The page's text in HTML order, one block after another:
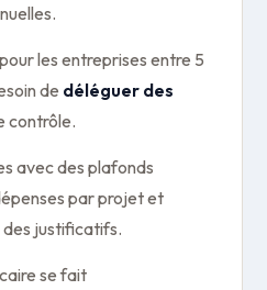
les entreprises entre 5
de déléguer des
contrôle.
avec des plafonds
par projet et
justificatifs.
se fait